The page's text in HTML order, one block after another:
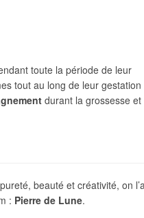
toute la période de leur
tout au long de leur
durant la grossesse et
beauté et créativité, on
: Pierre de Lune.